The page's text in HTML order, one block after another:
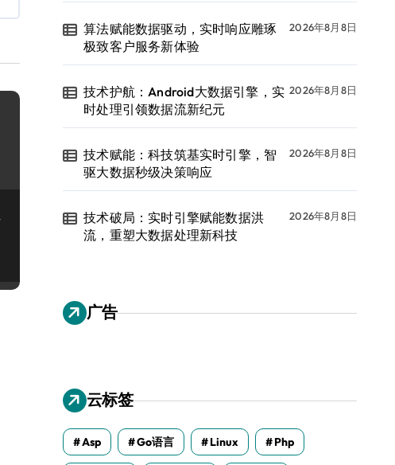
算法赋能数据驱动，实时响应雕琢
极致客户服务新体验
2026年8月8日
技术护航：Android大数据引擎，实
时处理引领数据流新纪元
2026年8月8日
技术赋能：科技筑基实时引擎，智
驱大数据秒级决策响应
2026年8月8日
技术破局：实时引擎赋能数据洪
流，重塑大数据处理新科技
2026年8月8日
广告
云标签
Asp Go语言 Linux Php